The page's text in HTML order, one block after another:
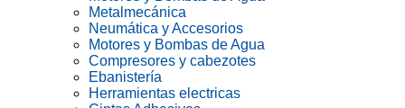
Metalmecánica
Neumática y Accesorios
Motores y Bombas de Agua
Compresores y cabezotes
Ebanistería
Herramientas electricas